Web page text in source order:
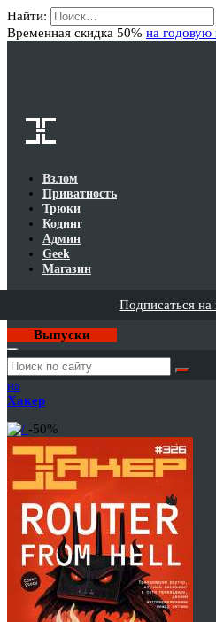
Найти:
Временная скидка 50% на годовую
Взлом
Приватность
Трюки
Кодинг
Админ
Geek
Магазин
Подписаться на
Выпуски
Годовая
подписка
на
Хакер
-50%